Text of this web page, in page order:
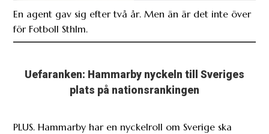
En agent gav sig efter två år. Men än är det inte över
för Fotboll Sthlm.
Uefaranken: Hammarby nyckeln till Sveriges
plats på nationsrankingen
PLUS. Hammarby har en nyckelroll om Sverige ska